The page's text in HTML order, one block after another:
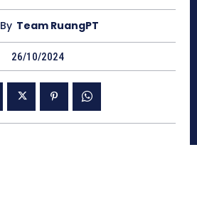
By Team RuangPT
26/10/2024